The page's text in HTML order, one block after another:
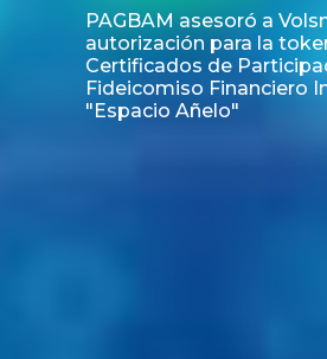
PAGBAM asesoró a
autorización para la
Certificados de
Fideicomiso Financiero
"Espacio Añelo"